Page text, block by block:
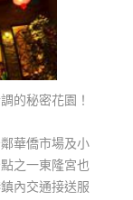
的秘密花園！
華僑市場及小
之一東隆宮也
內交通接送服